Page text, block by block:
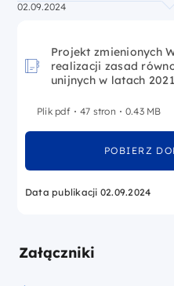
02.09.2024
Załączniki
Projekt zmienionych
realizacji zasad
unijnych w latach
Plik pdf 47 stron 0.43 MB
POBIERZ
Data publikacji 02.09.2024